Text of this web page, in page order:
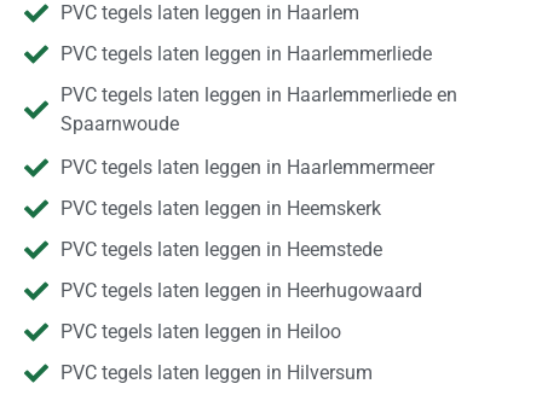
PVC tegels laten leggen in Haarlem
PVC tegels laten leggen in Haarlemmerliede
PVC tegels laten leggen in Haarlemmerliede en
Spaarnwoude
PVC tegels laten leggen in Haarlemmermeer
PVC tegels laten leggen in Heemskerk
PVC tegels laten leggen in Heemstede
PVC tegels laten leggen in Heerhugowaard
PVC tegels laten leggen in Heiloo
PVC tegels laten leggen in Hilversum